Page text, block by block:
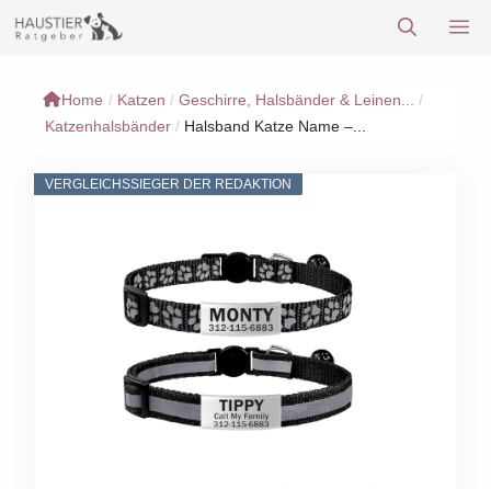
Inhalt
Home / Katzen / Geschirre, Halsbänder & Leinen...
/
Katzenhalsbänder / Halsband Katze Name –...
VERGLEICHSSIEGER DER REDAKTION